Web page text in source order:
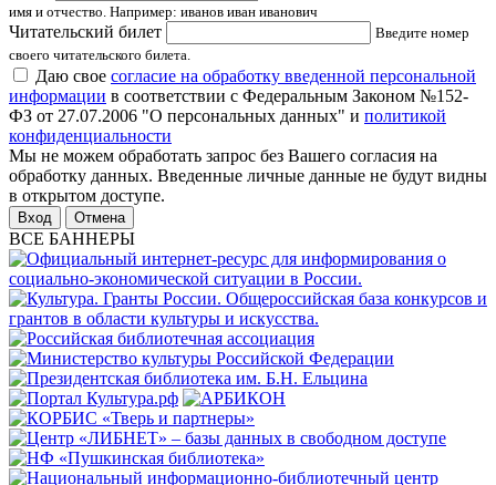
имя и отчество. Например: иванов иван иванович
Читательский билет
Введите номер
своего читательского билета.
Даю свое согласие на обработку введенной персональной
информации в соответствии с Федеральным Законом №152-
ФЗ от 27.07.2006 "О персональных данных" и политикой
конфиденциальности
Мы не можем обработать запрос без Вашего согласия на
обработку данных. Введенные личные данные не будут видны
в открытом доступе.
Отмена
ВСЕ БАННЕРЫ